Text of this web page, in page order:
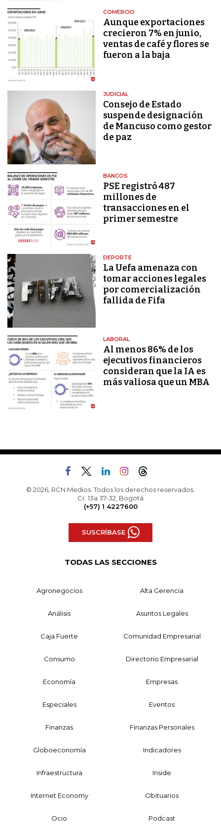
COMERCIO
Aunque exportaciones
crecieron 7% en junio,
ventas de café y flores se
fueron a la baja
JUDICIAL
Consejo de Estado
suspende designación
de Mancuso como gestor
de paz
BANCOS
PSE registró 487
millones de
transacciones en el
primer semestre
DEPORTE
La Uefa amenaza con
tomar acciones legales
por comercialización
fallida de Fifa
LABORAL
Al menos 86% de los
ejecutivos financieros
consideran que la IA es
más valiosa que un MBA
© 2026, RCN Medios. Todos los derechos reservados.
Cr. 13a 37-32, Bogotá
(+57) 1 4227600
SUSCRÍBASE
TODAS LAS SECCIONES
Agronegocios Alta Gerencia
Análisis Asuntos Legales
Caja Fuerte Comunidad Empresarial
Consumo Directorio Empresarial
Economía Empresas
Especiales Eventos
Finanzas Finanzas Personales
Globoeconomía Indicadores
Infraestructura Inside
Internet Economy Obituarios
Ocio Podcast